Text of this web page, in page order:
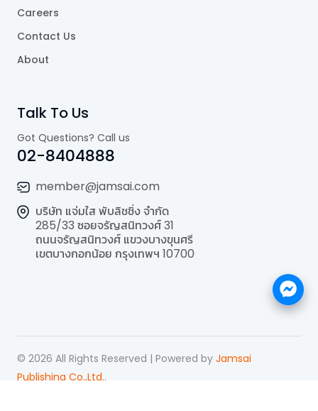
Careers
Contact Us
About
Talk To Us
Got Questions? Call us
02-8404888
member@jamsai.com
บริษัท แจ่มใส พับลิชชิ่ง จำกัด
285/33 ซอยจรัญสนิทวงศ์ 31
ถนนจรัญสนิทวงศ์ แขวงบางขุนศรี
เขตบางกอกน้อย กรุงเทพฯ 10700
© 2026 All Rights Reserved | Powered by Jamsai
Publishing Co.,Ltd..